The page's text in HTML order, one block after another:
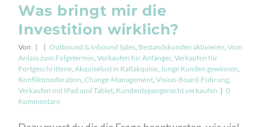
Was bringt mir die
Investition wirklich?
Von | | Outbound & Inbound Sales, Bestandskunden aktivieren, Vom
Anlass zum Folgetermin, Verkaufen für Anfänger, Verkaufen für
Fortgeschrittene, Akquiselust in Kaltakquise, Junge Kunden gewinnen,
Konfliktmoderation, Change-Management, Vision-Board-Führung,
Verkaufen mit IPad und Tablet, Kundentypengerecht verkaufen | 0
Kommentare